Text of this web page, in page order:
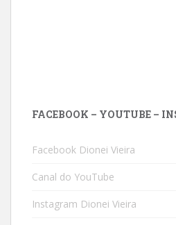
FACEBOOK – YOUTUBE –
Facebook Dionei Vieira
Canal do YouTube
Instagram Dionei Vieira